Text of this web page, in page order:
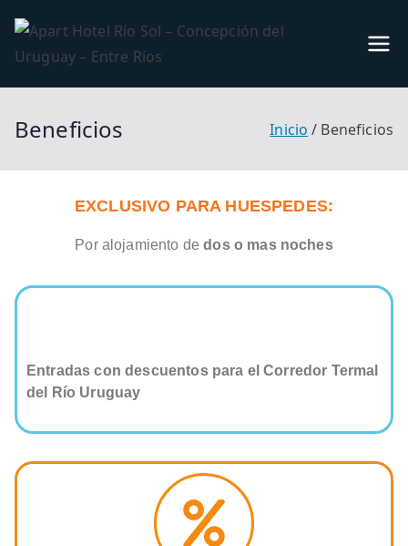
Apart
Hotel
Río
Sol –
Conc
epció
n del
uay –
Alojamiento en
Entre Ríos
Beneficios Inicio Beneficios
EXCLUSIVO PARA HUESPEDES:
Por alojamiento dedos o mas noches
Entradas con descuentos para el Corredor Termal
del Río Uruguay